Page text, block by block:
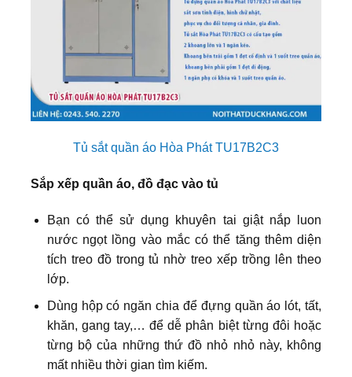
Tủ sắt quần áo Hòa Phát TU17B2C3
Sắp xếp quần áo, đồ đạc vào tủ
Bạn có thể sử dụng khuyên tai giật nắp luon
nước ngọt lồng vào mắc có thể tăng thêm diện
tích treo đồ trong tủ nhờ treo xếp trồng lên theo
lớp.
Dùng hộp có ngăn chia để đựng quần áo lót, tất,
khăn, gang tay,… để dễ phân biệt từng đôi hoặc
từng bộ của những thứ đồ nhỏ nhỏ này, không
mất nhiều thời gian tìm kiếm.